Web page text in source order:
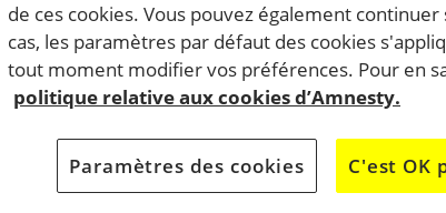
a chamboulé un monde déjà perturbé par
Vendredi 25 septembre 2020, les jeunes du
nouvelle fois marcher contre le dérèglement
des dirigeants qu’ils ne manquent pas à leur
de ces cookies. Vous pouvez également continuer
cas, les paramètres par défaut des cookies
tout moment modifier vos préférences. Pour en
politique relative aux cookies d’Amnesty.
Paramètres des cookies C'est OK